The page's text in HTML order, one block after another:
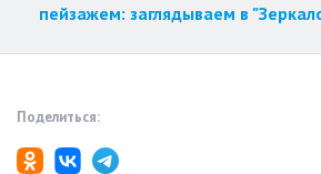
пейзажем: заглядываем в
Поделиться: